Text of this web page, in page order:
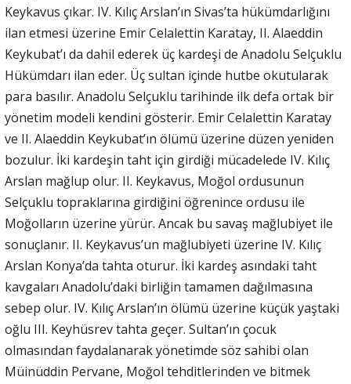
Keykavus çıkar. IV. Kılıç Arslan’ın Sivas’ta hükümdarlığını
ilan etmesi üzerine Emir Celalettin Karatay, II. Alaeddin
Keykubat’ı da dahil ederek üç kardeşi de Anadolu Selçuklu
Hükümdarı ilan eder. Üç sultan içinde hutbe okutularak
para basılır. Anadolu Selçuklu tarihinde ilk defa ortak bir
yönetim modeli kendini gösterir. Emir Celalettin Karatay
ve II. Alaeddin Keykubat’ın ölümü üzerine düzen yeniden
bozulur. İki kardeşin taht için girdiği mücadelede IV. Kılıç
Arslan mağlup olur. II. Keykavus, Moğol ordusunun
Selçuklu topraklarına girdiğini öğrenince ordusu ile
Moğolların üzerine yürür. Ancak bu savaş mağlubiyet ile
sonuçlanır. II. Keykavus’un mağlubiyeti üzerine IV. Kılıç
Arslan Konya’da tahta oturur. İki kardeş asındaki taht
kavgaları Anadolu’daki birliğin tamamen dağılmasına
sebep olur. IV. Kılıç Arslan’ın ölümü üzerine küçük yaştaki
oğlu III. Keyhüsrev tahta geçer. Sultan’ın çocuk
olmasından faydalanarak yönetimde söz sahibi olan
Müinüddin Pervane, Moğol tehditlerinden ve bitmek